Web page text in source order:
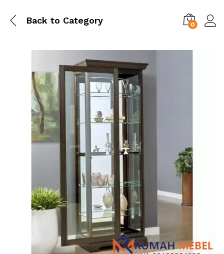
Back to Category 0